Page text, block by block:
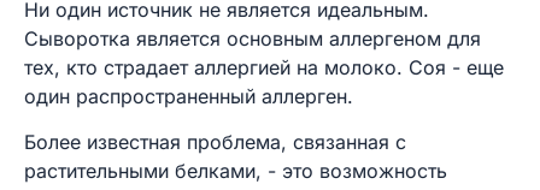
Ни один источник не является идеальным.
Сыворотка является основным аллергеном для
тех, кто страдает аллергией на молоко. Соя - еще
один распространенный аллерген.
Более известная проблема, связанная с
растительными белками, - это возможность